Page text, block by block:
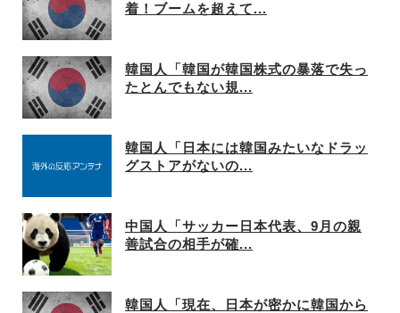
着！ブームを超えて...
韓国人「韓国が韓国株式の暴落で失っ
たとんでもない規...
韓国人「日本には韓国みたいなドラッ
グストアがないの...
中国人「サッカー日本代表、9月の親
善試合の相手が確...
韓国人「現在、日本が密かに韓国から